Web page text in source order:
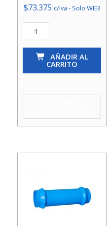
$73.375 c/iva - Solo WEB
Copla
Repara.Hidr.200Mm
C/Goma AÑADIR AL
CARRITO